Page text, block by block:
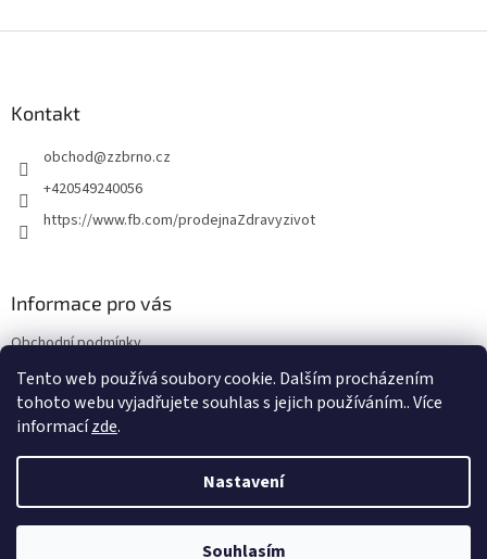
Tento web používá soubory cookie. Dalším procházením
tohoto webu vyjadřujete souhlas s jejich používáním.. Více
informacízde.
Nastavení
Souhlasím
Kontakt
obchod@zzbrno.cz
+420549240056
https://www.fb.com/prodejnaZdravyzivot
Informace pro vás
Obchodní podmínky
Podmínky ochrany osobních údajů
Copyright 2026E-shop Zdravý život. Všechna práva vyhrazena.